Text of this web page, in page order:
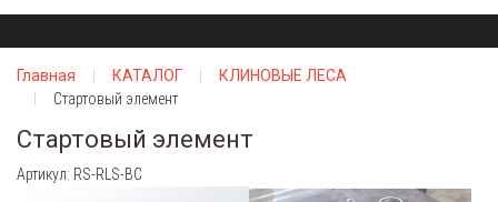
Главная КАТАЛОГ
КЛИНОВЫЕ ЛЕСА
Стартовый элемент
Стартовый элемент
Артикул: RS-RLS-BC